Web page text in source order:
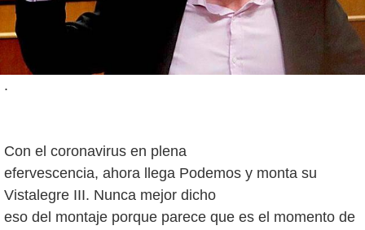
.
Con el coronavirus en plena
efervescencia, ahora llega Podemos y monta su
Vistalegre III. Nunca mejor dicho
eso del montaje porque parece que es el momento de